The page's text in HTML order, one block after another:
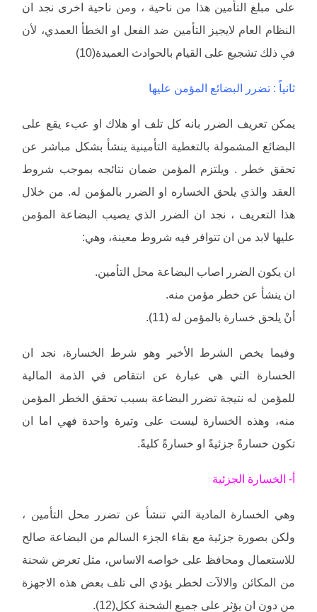
على مبلغ التأمين هذا من ناحية ، ومن ناحية اخرى نجد ان
النظام العام لايجيز التأمين ضد الفعل او الخطأ العمدي، لأن
في ذلك تشجيع على القيام بالحوادث العميدة(10)
ثانياً : تضرر البضائع المؤمن عليها
يمكن تعريف الضرر بانه كل تلف او هلاك او عبء يقع على
البضائع المشمولة بالتغطية التأمينية ينشأ بشكل مباشر عن
تحقق خطر . ويلتزم المؤمن ضمان نتائجه بموجب شروط
العقد والذي يلحق الخساره او الضرر بالمؤمن له. من خلال
هذا التعريف ، نجد ان الضرر الذي يصيب البضاعة المؤمن
عليها لابد من ان تتوافر فيه شروط معينة، وهي:
ان يكون الضرر اصاب البضاعة محل التأمين.
ان ينشأ عن خطر مؤمن منه.
أنْ يلحق خسارة بالمؤمن له (11).
وفيما يخص الشرط الأخير وهو شرط الخسارة، نجد ان
الخسارة التي هي عبارة عن انتقاص في الذمة المالية
للمؤمن له نتيجة تضرر البضاعة بسبب تحقق الخطر المؤمن
منه، وهذه الخسارة ليست على وتيرة واحدة فهي اما ان
تكون خسارةً جزئيةً او خسارةً كليةً.
أ- الخسارة الجزئية
وهي الخسارة المادية التي تنشأ عن تضرر محل التأمين ،
ولكن بصورة جزئية مع بقاء الجزء السالم من البضاعة صالح
للاستعمال ومحافظ على خواصه الاساس، مثل تعرض شحنة
من المكائن والالآت لخطر يؤدي الى تلف بعض هذه الاجهزة
من دون ان يؤثر على جميع الشحنة ككل(12).